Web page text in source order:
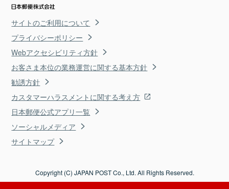
サイトのご利用について
プライバシーポリシー
Webアクセシビリティ方針
お客さま本位の業務運営に関する基本方針
勧誘方針
カスタマーハラスメントに関する考え方
日本郵便公式アプリ一覧
ソーシャルメディア
サイトマップ
Copyright (C) JAPAN POST Co., Ltd. All Rights Reserved.